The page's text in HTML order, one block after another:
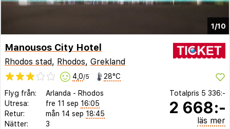
1/10
Manousos City Hotel
Rhodos stad, Rhodos, Grekland
4,0/5 28°C
Flyg från: Arlanda - Rhodos
Utresa:
fre 11 sep 16:05
Retur:
mån 14 sep 18:45
Nätter:
3
Totalpris 5 336:-
2 668:-
läs mer